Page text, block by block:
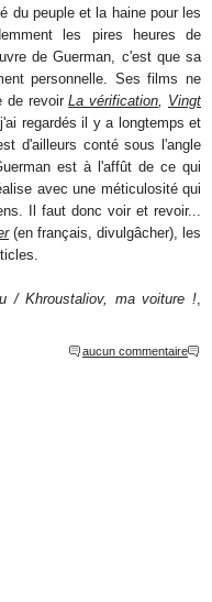
du peuple et la haine pour les
les pires heures de
de Guerman, c'est que sa
personnelle. Ses films ne
de revoirLa vérification
Vingt
regardés il y a longtemps et
d'ailleurs conté sous l'angle
est à l'affût de ce qui
avec une méticulosité qui
Il faut donc voir et revoir...
(en français, divulgâcher), les
/ Khroustaliov, ma voiture !
aucun commentaire